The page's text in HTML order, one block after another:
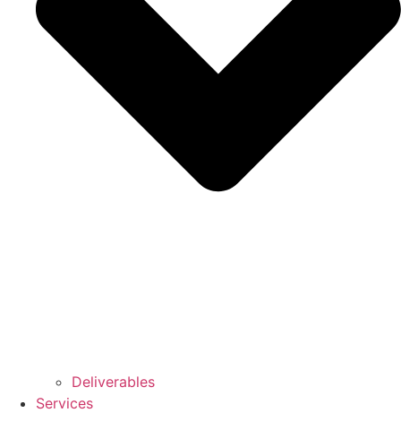
Deliverables
Services